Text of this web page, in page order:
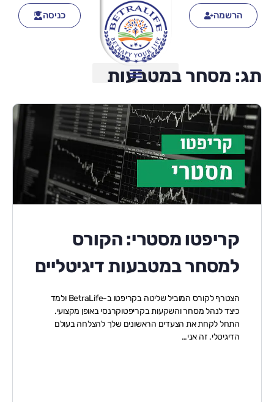
הרשמה כניסה
תג: מסחר במטבעות
קריפטו מסטרי: הקורס
למסחר במטבעות דיגיטליים
הצטרף לקורס המוביל שליטה בקריפטו ב-BetraLife ולמד
כיצד לנהל מסחר והשקעות בקריפטוקרנסי באופן מקצועי.
התחל לקחת את הצעדים הראשונים שלך להצלחה בעולם
הדיגיטלי. זה אני…